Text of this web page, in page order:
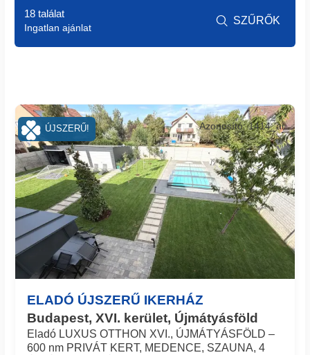
ELADÓ ÚJSZERŰ IKERHÁZ
Budapest, XVI. kerület, Újmátyásföld
Azonosító: 1414_ar
Eladó LUXUS OTTHON XVI., ÚJMÁTYÁSFÖLD –
600 nm PRIVÁT KERT, MEDENCE, SZAUNA, 4
ÚJSZERŰ!
18 találat
Ingatlan ajánlat
 SZŰRŐK